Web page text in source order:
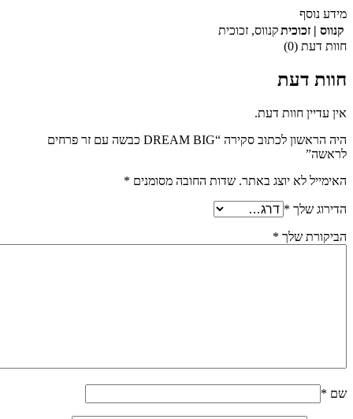
מידע נוסף
קנווס | זכוכיתקנווס, זכוכית
חוות דעת (0)
חוות דעת
אין עדיין חוות דעת.
היה הראשון לכתוב סקירה “DREAM BIG כבשה עם זר פרחים
לראשה”
האימייל לא יוצג באתר. שדות החובה מסומנים *
הדירוג שלך *
הביקורת שלך *
שם *